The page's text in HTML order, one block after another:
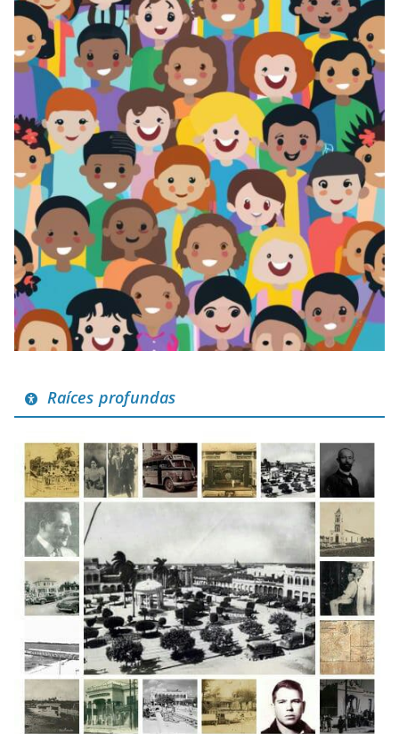
Raíces profundas